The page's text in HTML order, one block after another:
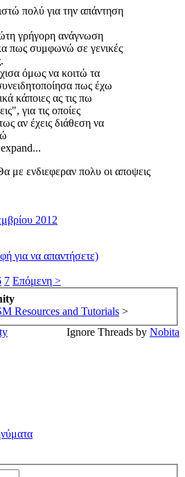
πολύ για την απάντηση
γρήγορη ανάγνωση
πως συμφωνώ σε γενικές
όμως να κοιτώ τα
πως έχω
κάποιες ας τις πω
για τις οποίες
αν έχεις διάθεση να
με ενδιεφεραν πολυ οι αποψεις
2012
για να απαντήσετε)
7 Επόμενη >
Resources and Tutorials >
Ignore Threads by Nobita